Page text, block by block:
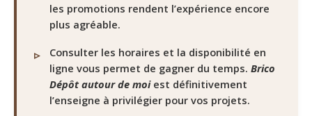
les promotions rendent l’expérience encore
plus agréable.
Consulter les horaires et la disponibilité en
ligne vous permet de gagner du temps. Brico
Dépôt autour de moiest définitivement
l’enseigne à privilégier pour vos projets.